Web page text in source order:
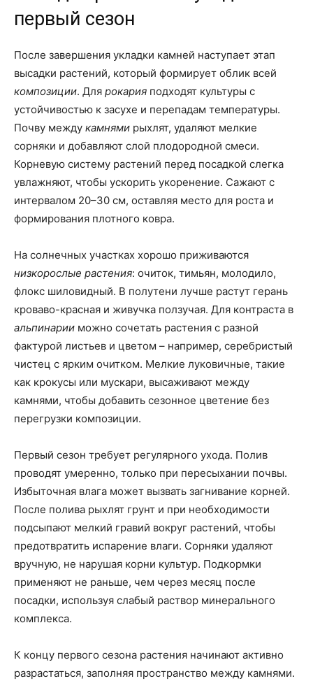
первый сезон
После завершения укладки камней наступает этап
высадки растений, который формирует облик всей
композиции. Для рокария подходят культуры с
устойчивостью к засухе и перепадам температуры.
Почву между камнями рыхлят, удаляют мелкие
сорняки и добавляют слой плодородной смеси.
Корневую систему растений перед посадкой слегка
увлажняют, чтобы ускорить укоренение. Сажают с
интервалом 20–30 см, оставляя место для роста и
формирования плотного ковра.
На солнечных участках хорошо приживаются
низкорослые растения: очиток, тимьян, молодило,
флокс шиловидный. В полутени лучше растут герань
кроваво-красная и живучка ползучая. Для контраста в
альпинарии можно сочетать растения с разной
фактурой листьев и цветом – например, серебристый
чистец с ярким очитком. Мелкие луковичные, такие
как крокусы или мускари, высаживают между
камнями, чтобы добавить сезонное цветение без
перегрузки композиции.
Первый сезон требует регулярного ухода. Полив
проводят умеренно, только при пересыхании почвы.
Избыточная влага может вызвать загнивание корней.
После полива рыхлят грунт и при необходимости
подсыпают мелкий гравий вокруг растений, чтобы
предотвратить испарение влаги. Сорняки удаляют
вручную, не нарушая корни культур. Подкормки
применяют не раньше, чем через месяц после
посадки, используя слабый раствор минерального
комплекса.
К концу первого сезона растения начинают активно
разрастаться, заполняя пространство между камнями.